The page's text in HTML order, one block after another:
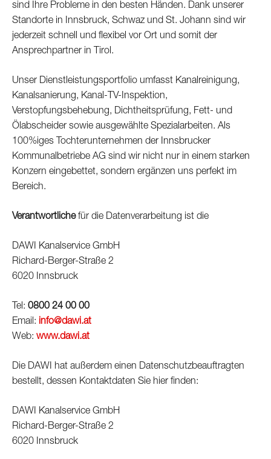
sind Ihre Probleme in den besten Händen. Dank unserer
Standorte in Innsbruck, Schwaz und St. Johann sind wir
jederzeit schnell und flexibel vor Ort und somit der
Ansprechpartner in Tirol.
Unser Dienstleistungsportfolio umfasst Kanalreinigung,
Kanalsanierung, Kanal-TV-Inspektion,
Verstopfungsbehebung, Dichtheitsprüfung, Fett- und
Ölabscheider sowie ausgewählte Spezialarbeiten. Als
100%iges Tochterunternehmen der Innsbrucker
Kommunalbetriebe AG sind wir nicht nur in einem starken
Konzern eingebettet, sondern ergänzen uns perfekt im
Bereich.
Verantwortlichefür die Datenverarbeitung ist die
DAWI Kanalservice GmbH
Richard-Berger-Straße 2
6020 Innsbruck
Tel: 0800 24 00 00
Email: info@dawi.at
Web: www.dawi.at
Die DAWI hat außerdem einen Datenschutzbeauftragten
bestellt, dessen Kontaktdaten Sie hier finden:
DAWI Kanalservice GmbH
Richard-Berger-Straße 2
6020 Innsbruck